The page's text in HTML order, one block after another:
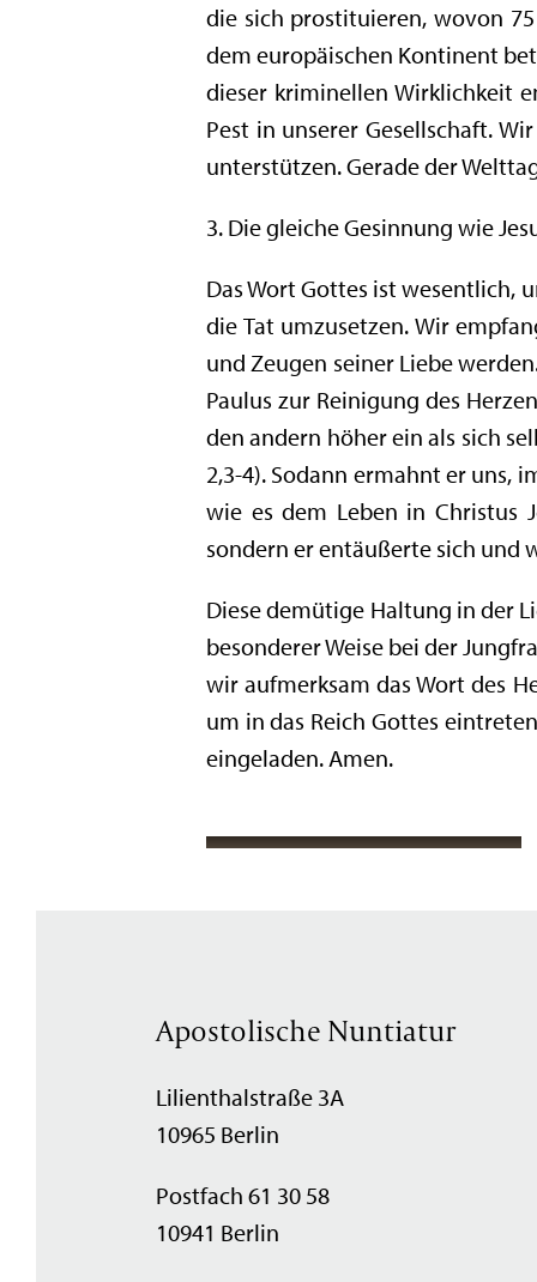
die sich prostituieren, wovon
dem europäischen Kontinent
dieser kriminellen Wirklichkeit
Pest in unserer Gesellschaft.
unterstützen. Gerade der
3. Die gleiche Gesinnung wie
Das Wort Gottes ist wesentlich,
die Tat umzusetzen. Wir
und Zeugen seiner Liebe
Paulus zur Reinigung des
den andern höher ein als sich
2,3-4). Sodann ermahnt er uns,
wie es dem Leben in Christus
sondern er entäußerte sich und
Diese demütige Haltung in der
besonderer Weise bei der
wir aufmerksam das Wort des
um in das Reich Gottes
eingeladen. Amen.
Apostolische Nuntiatur
Lilienthalstraße 3A
10965 Berlin
Postfach 61 30 58
10941 Berlin